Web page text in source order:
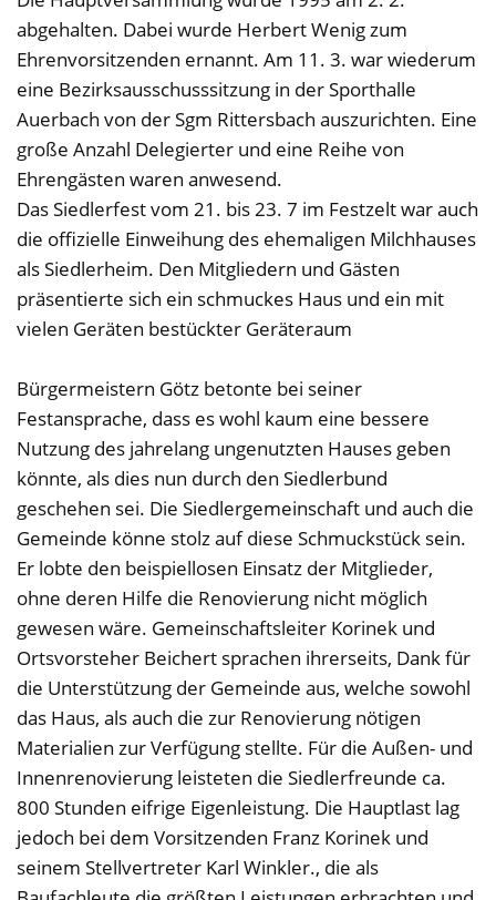
abgehalten. Dabei wurde Herbert Wenig zum
Ehrenvorsitzenden ernannt. Am 11. 3. war wiederum
eine Bezirksausschusssitzung in der Sporthalle
Auerbach von der Sgm Rittersbach auszurichten. Eine
große Anzahl Delegierter und eine Reihe von
Ehrengästen waren anwesend.
Das Siedlerfest vom 21. bis 23. 7 im Festzelt war auch
die offizielle Einweihung des ehemaligen Milchhauses
als Siedlerheim. Den Mitgliedern und Gästen
präsentierte sich ein schmuckes Haus und ein mit
vielen Geräten bestückter Geräteraum
Bürgermeistern Götz betonte bei seiner
Festansprache, dass es wohl kaum eine bessere
Nutzung des jahrelang ungenutzten Hauses geben
könnte, als dies nun durch den Siedlerbund
geschehen sei. Die Siedlergemeinschaft und auch die
Gemeinde könne stolz auf diese Schmuckstück sein.
Er lobte den beispiellosen Einsatz der Mitglieder,
ohne deren Hilfe die Renovierung nicht möglich
gewesen wäre. Gemeinschaftsleiter Korinek und
Ortsvorsteher Beichert sprachen ihrerseits, Dank für
die Unterstützung der Gemeinde aus, welche sowohl
das Haus, als auch die zur Renovierung nötigen
Materialien zur Verfügung stellte. Für die Außen- und
Innenrenovierung leisteten die Siedlerfreunde ca.
800 Stunden eifrige Eigenleistung. Die Hauptlast lag
jedoch bei dem Vorsitzenden Franz Korinek und
seinem Stellvertreter Karl Winkler., die als